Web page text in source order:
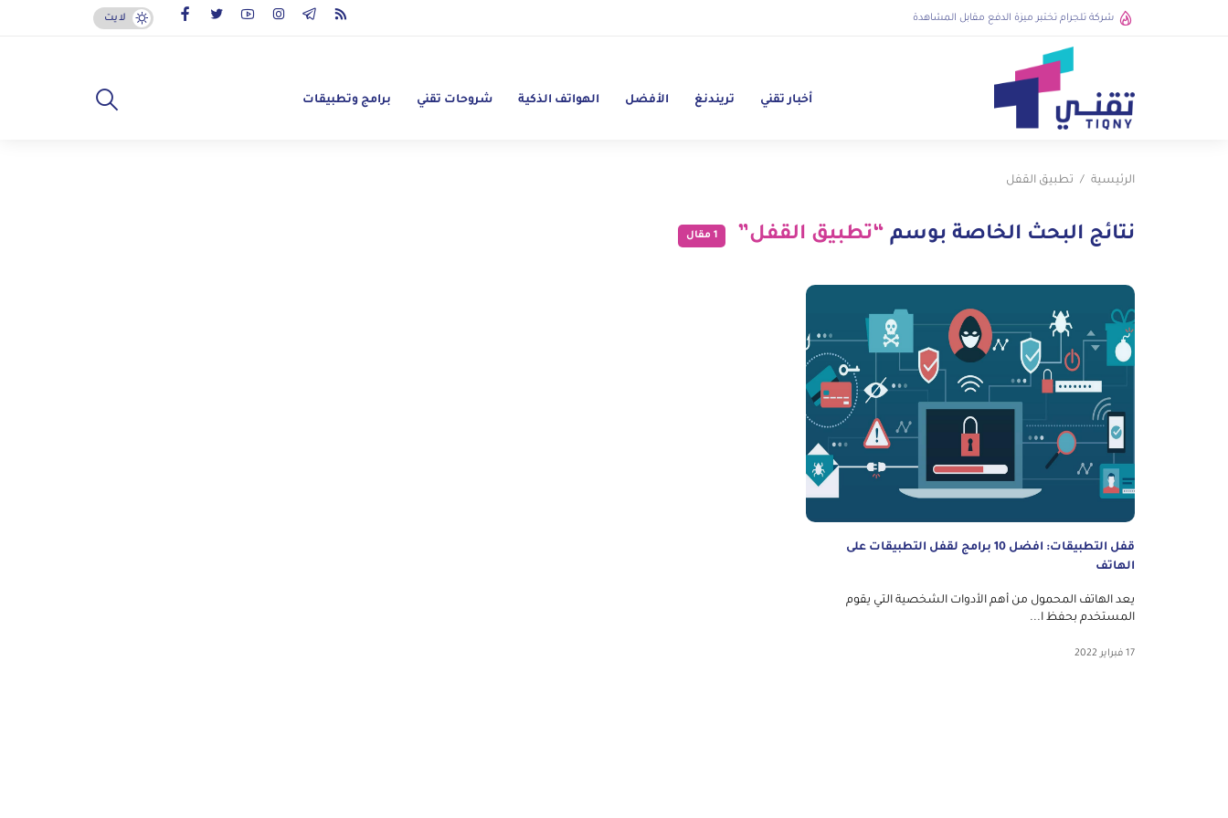
شركة تلجرام تختبر ميزة الدفع مقابل المشاهدة لايت
أخبار تقني تريندنغ الأفضل الهواتف الذكية شروحات تقني برامج وتطبيقات
الرئيسية تطبيق القفل
نتائج البحث الخاصة بوسم “تطبيق القفل” 1 مقال
قفل التطبيقات: افضل 10 برامج لقفل التطبيقات على
الهاتف
يعد الهاتف المحمول من أهم الأدوات الشخصية التي يقوم
المستخدم بحفظ ا...
17 فبراير 2022